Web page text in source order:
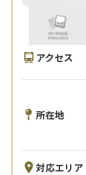
アクセス
所在地
対応エリア